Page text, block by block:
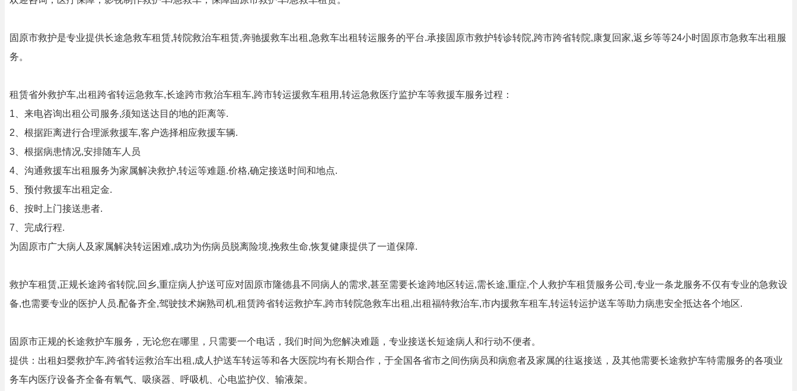
固原市救护是专业提供长途急救车租赁,转院救治车租赁,奔驰援救车出租,急救车出租转运服务的平台.承接固原市救护转诊转院,跨市跨省转院,康复回家,返乡等等24小时固原市急救车出租服
务。
租赁省外救护车,出租跨省转运急救车,长途跨市救治车租车,跨市转运援救车租用,转运急救医疗监护车等救援车服务过程：
1、来电咨询出租公司服务,须知送达目的地的距离等.
2、根据距离进行合理派救援车,客户选择相应救援车辆.
3、根据病患情况,安排随车人员
4、沟通救援车出租服务为家属解决救护,转运等难题.价格,确定接送时间和地点.
5、预付救援车出租定金.
6、按时上门接送患者.
7、完成行程.
为固原市广大病人及家属解决转运困难,成功为伤病员脱离险境,挽救生命,恢复健康提供了一道保障.
救护车租赁,正规长途跨省转院,回乡,重症病人护送可应对固原市隆德县不同病人的需求,甚至需要长途跨地区转运,需长途,重症,个人救护车租赁服务公司,专业一条龙服务不仅有专业的急救设
备,也需要专业的医护人员.配备齐全,驾驶技术娴熟司机,租赁跨省转运救护车,跨市转院急救车出租,出租福特救治车,市内援救车租车,转运转运护送车等助力病患安全抵达各个地区.
固原市正规的长途救护车服务，无论您在哪里，只需要一个电话，我们时间为您解决难题，专业接送长短途病人和行动不便者。
提供：出租妇婴救护车,跨省转运救治车出租,成人护送车转运等和各大医院均有长期合作，于全国各省市之间伤病员和病愈者及家属的往返接送，及其他需要长途救护车特需服务的各项业
务车内医疗设备齐全备有氧气、吸痰器、呼吸机、心电监护仪、输液架。